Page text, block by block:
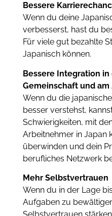
Bessere
Wenn du deine
verbesserst, hast du
Für viele gut bezahlte
Japanisch können.
Bessere Integration
Gemeinschaft und
Wenn du die
besser verstehst,
Schwierigkeiten, mit
Arbeitnehmer in Japan
überwinden und dein
berufliches Netzwerk
Mehr Selbstvertrauen
Wenn du in der Lage
Aufgaben zu